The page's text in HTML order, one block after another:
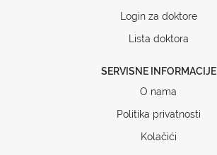
Login za doktore
Lista doktora
SERVISNE INFORMACIJE
O nama
Politika privatnosti
Kolačići